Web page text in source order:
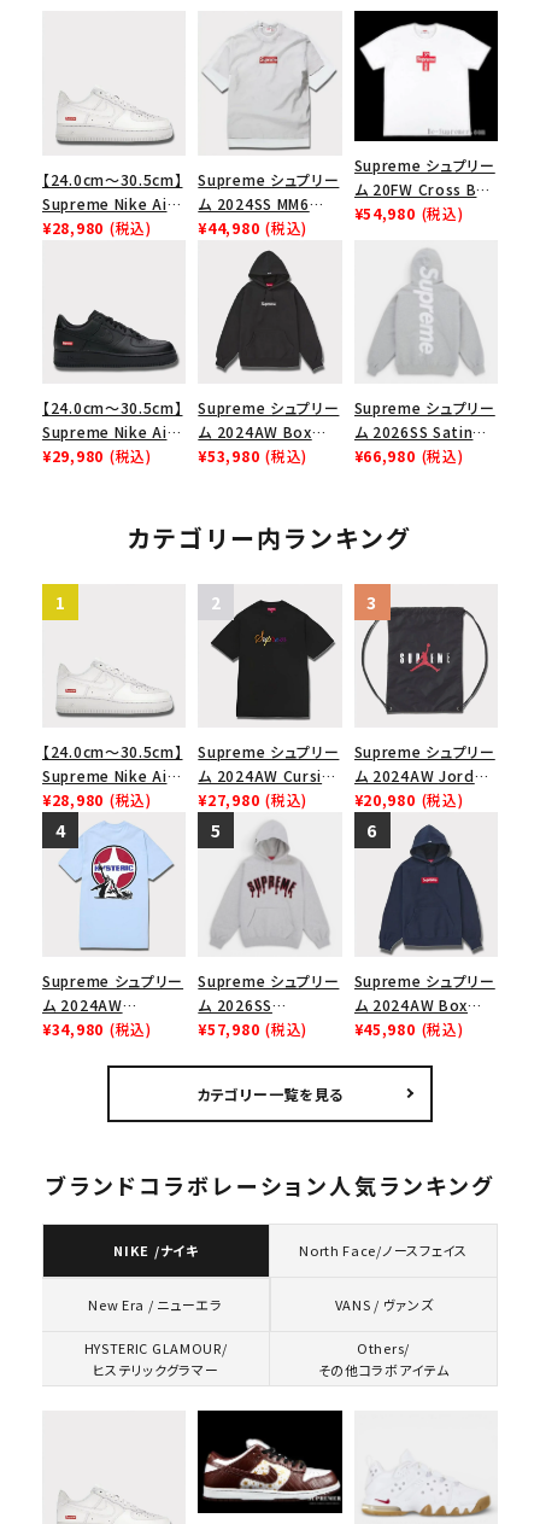
キーワードから探す
search
人気ワード 2026SS 2025AW 2025SS
Tシャツ・ロングスリーブ
カテゴリーから探す
コラボレーションブランドから探す
シーズンから探す
並び順
価格から探す
円 ～
円
在庫のない商品を表示する
絞り込んで検索する
【24.0cm～30.5cm】
Supreme Nike Air
Force 1 Low シュプ
¥28,980 (税込)
Supreme シュプリー
ム 2024SS MM6
Maison Margiela
Box Logo Tee MM6
メゾンマルジェラボッ
クスロゴTシャツ ホ
ワイト 白
¥44,980 (税込)
Supreme シュプリー
ム 20FW Cross Box
Logo Tee クロスボ
¥54,980 (税込)
【24.0cm～30.5cm】
Supreme Nike Air
Force 1 Low シュプ
ューズ ブラック
¥29,980 (税込)
Supreme シュプリー
ム 2024AW Box
Logo Hooded
ブラック 黒
¥53,980 (税込)
Supreme シュプリー
ム 2026SS Satin
Applique Hooded
スウェットパーカー ヘ
ザーグレー
¥66,980 (税込)
カテゴリー内ランキング
【24.0cm～30.5cm】
Supreme Nike Air
Force 1 Low シュプ
リーム ナイキエアフォ
ース１スニーカー シ
ューズ ホワイト
¥28,980 (税込)
Supreme シュプリー
ム 2024AW Cursive
S/S Top カーシブシ
ョートスリーブトップ
Tシャツ ブラック 黒
¥27,980 (税込)
Supreme シュプリー
ム 2024AW Jordan
Drawstring Bag ジ
ョーダンドローストリ
ングバッグ バックパッ
ク ブラック 黒
¥20,980 (税込)
Supreme シュプリー
ム 2024AW
Hysteric Glamour
¥34,980 (税込)
Supreme シュプリー
ム 2026SS
Ghostface Arc
ストフェイス アークフ
ーデッドスウェット パ
ー
¥57,980 (税込)
Supreme シュプリー
ム 2024AW Box
Logo Hooded
ネイビー 紺
¥45,980 (税込)
カテゴリー一覧を見る
ブランドコラボレーション人気ランキング
NIKE /ナイキ North Face/ノースフェイス
New Era / ニューエラ VANS / ヴァンズ
HYSTERIC GLAMOUR/
ヒステリックグラマー
Others/
その他コラボアイテム